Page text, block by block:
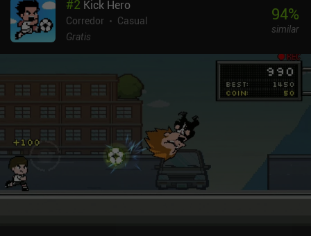
#2 Kick Hero
Corredor
Casual
Gratis
94%
similar